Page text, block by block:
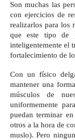
Son muchas las
con ejercicios de
realizarlos para los
que este tipo de
inteligentemente el
fortalecimiento de
Con un físico
mantener una
músculos de
uniformemente
puedan terminar
otros a la hora de
muslo). Pero